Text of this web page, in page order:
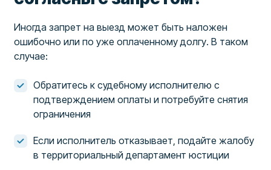
Иногда запрет на выезд может быть наложен
ошибочно или по уже оплаченному долгу. В таком
случае:
Обратитесь к судебному исполнителю с
подтверждением оплаты и потребуйте снятия
ограничения
Если исполнитель отказывает, подайте жалобу
в территориальный департамент юстиции